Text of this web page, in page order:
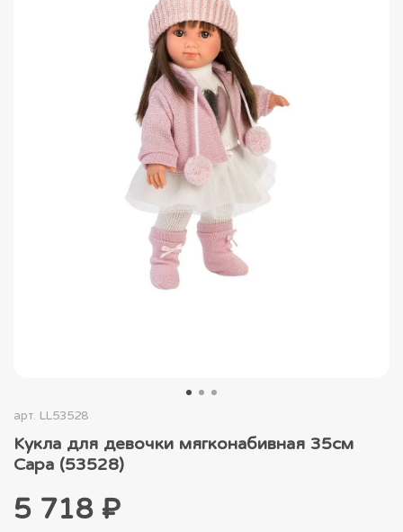
арт. LL53528
Кукла для девочки мягконабивная 35см
Сара (53528)
5 718 ₽